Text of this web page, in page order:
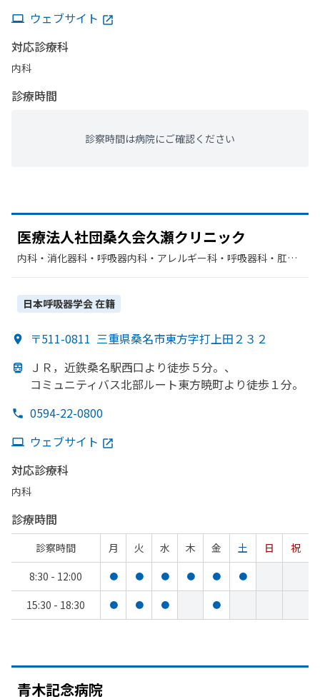
ウェブサイト
対応診療科
内科
診療時間
診察時間は病院にご確認ください
医療法人社団桑久会久瀬クリニック
内科・​消化器科・​呼吸器内科・​アレルギー科・​呼吸器科・​肛門
日本呼吸器学会在籍
〒511-0811 三重県桑名市東方字打上田２３２
ＪＲ， 近鉄桑名駅西口より徒歩５分。、
コミュニティバス北部ルート東方暁町より徒歩１分。
0594-22-0800
ウェブサイト
対応診療科
内科
診療時間
診察時間 月 火 水 木 金 土 日
祝
8:30 - 12:00
● ● ● ● ● ●
15:30 - 18:30 ● ● ● ●
青木記念病院